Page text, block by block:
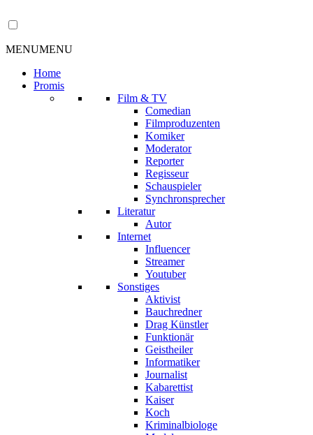
MENUMENU
Home
Promis
Film & TV
Comedian
Filmproduzenten
Komiker
Moderator
Reporter
Regisseur
Schauspieler
Synchronsprecher
Literatur
Autor
Internet
Influencer
Streamer
Youtuber
Sonstiges
Aktivist
Bauchredner
Drag Künstler
Funktionär
Geistheiler
Informatiker
Journalist
Kabarettist
Kaiser
Koch
Kriminalbiologe